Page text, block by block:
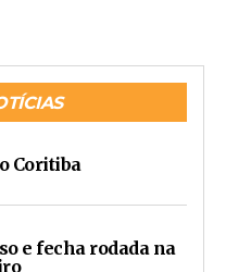
Coritiba
e fecha rodada na